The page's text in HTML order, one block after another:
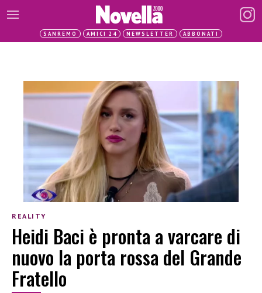
SANREMO AMICI 24 NEWSLETTER ABBONATI
REALITY
Heidi Baci è pronta a varcare di
nuovo la porta rossa del Grande
Fratello